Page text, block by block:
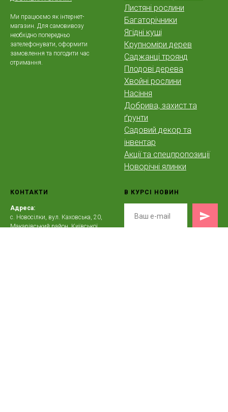
Ми працюємо як інтернет-
магазин. Для самовивозу
необхідно попередньо
зателефонувати, оформити
замовлення та погодити час
отримання.
Листяні рослини
Багаторічники
Ягідні кущі
Крупноміри дерев
Саджанці троянд
Плодові дерева
Хвойні рослини
Насіння
Добрива, захист та
ґрунти
Садовий декор та
інвентар
Акції та спецпропозиції
Новорічні ялинки
КОНТАКТИ
Адреса:
с. Новосілки, вул. Каховська, 20,
Макарівський район, Київської
В КУРСІ НОВИН